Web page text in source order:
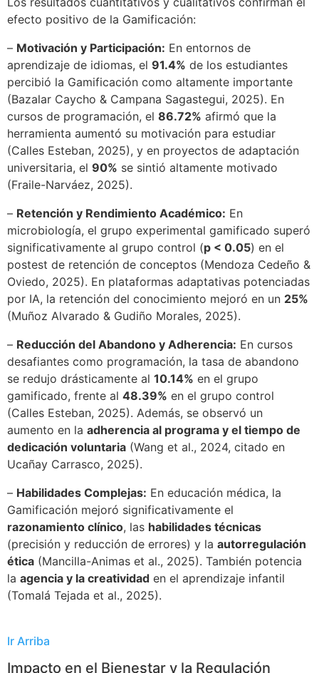
efecto positivo de la Gamificación:
– Motivación y Participación: En entornos de
aprendizaje de idiomas, el 91.4% de los estudiantes
percibió la Gamificación como altamente importante
(Bazalar Caycho & Campana Sagastegui, 2025). En
cursos de programación, el 86.72% afirmó que la
herramienta aumentó su motivación para estudiar
(Calles Esteban, 2025), y en proyectos de adaptación
universitaria, el 90% se sintió altamente motivado
(Fraile-Narváez, 2025).
– Retención y Rendimiento Académico: En
microbiología, el grupo experimental gamificado superó
significativamente al grupo control (p < 0.05) en el
postest de retención de conceptos (Mendoza Cedeño &
Oviedo, 2025). En plataformas adaptativas potenciadas
por IA, la retención del conocimiento mejoró en un 25%
(Muñoz Alvarado & Gudiño Morales, 2025).
– Reducción del Abandono y Adherencia: En cursos
desafiantes como programación, la tasa de abandono
se redujo drásticamente al 10.14% en el grupo
gamificado, frente al 48.39% en el grupo control
(Calles Esteban, 2025). Además, se observó un
aumento en la adherencia al programa y el tiempo de
dedicación voluntaria (Wang et al., 2024, citado en
Ucañay Carrasco, 2025).
– Habilidades Complejas: En educación médica, la
Gamificación mejoró significativamente el
razonamiento clínico, las habilidades técnicas
(precisión y reducción de errores) y la autorregulación
ética (Mancilla-Animas et al., 2025). También potencia
la agencia y la creatividad en el aprendizaje infantil
(Tomalá Tejada et al., 2025).
Ir Arriba
Impacto en el Bienestar y la Regulación